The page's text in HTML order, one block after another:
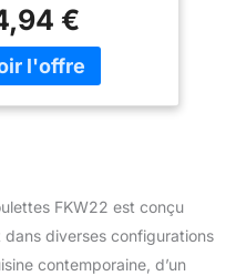
un plan de
en acier
(60x45 cm),
pour le rangement
ou
desserte micro-
[CHARIOT À
€
FKW22 est conçu
dans diverses configurations
contemporaine, d’un